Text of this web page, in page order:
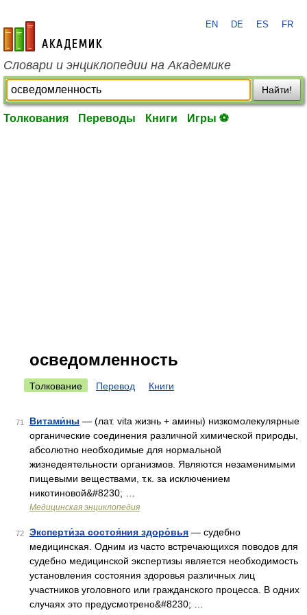
academic.ru
EN DE ES FR
Словари и энциклопедии на Академике
Найти!
Толкования Переводы Книги Игры ⚽
осведомленность
Толкование Перевод Книги
71 Витами́ны — (лат. vita жизнь + амины) низкомолекулярные
органические соединения различной химической природы,
абсолютно необходимые для нормальной
жизнедеятельности организмов. Являются незаменимыми
пищевыми веществами, т.к. за исключением
никотиновой&#8230; …
Медицинская энциклопедия
72 Эксперти́за состоя́ния здоро́вья — судебно
медицинская. Одним из часто встречающихся поводов для
судебно медицинской экспертизы является необходимость
установления состояния здоровья различных лиц
участников уголовного или гражданского процесса. В одних
случаях это предусмотрено&#8230; …